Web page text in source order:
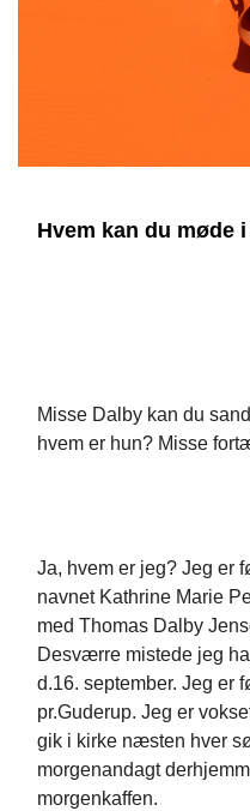
Hvem kan du møde
Misse Dalby kan du
hvem er hun? Misse
Ja, hvem er jeg? Jeg er
navnet Kathrine Marie
med Thomas Dalby
Desværre mistede jeg
d.16. september. Jeg er
pr.Guderup. Jeg er
gik i kirke næsten hver
morgenandagt
morgenkaffen.